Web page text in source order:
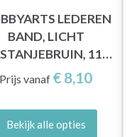
LEDEREN
BAND, LICHT
115
CM
Prijs vanaf € 8,10
Bekijk alle opties